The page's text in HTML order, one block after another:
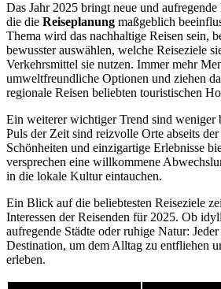
Das Jahr 2025 bringt neue und
die die Reiseplanung maßgeblich
Thema wird das nachhaltige Reisen sein,
bewusster auswählen, welche Reiseziele
Verkehrsmittel sie nutzen. Immer mehr
umweltfreundliche Optionen und ziehen
regionale Reisen beliebten touristischen
Ein weiterer wichtiger Trend sind weniger
Puls der Zeit sind reizvolle Orte abseits
Schönheiten und einzigartige Erlebnisse
versprechen eine willkommene
in die lokale Kultur eintauchen.
Ein Blick auf die beliebtesten Reiseziele
Interessen der Reisenden für 2025. Ob
aufregende Städte oder ruhige Natur:
Destination, um dem Alltag zu entfliehen
erleben.